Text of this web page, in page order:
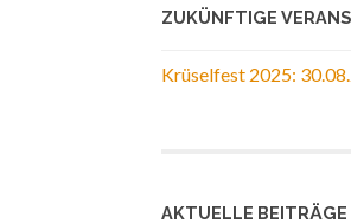
ZUKÜNFTIGE
Krüselfest 2025:
AKTUELLE BEITRÄGE